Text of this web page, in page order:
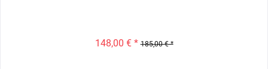
148,00 € * 185,00 € *